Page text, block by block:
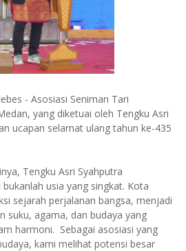
- Asosiasi Seniman Tari
yang diketuai oleh Tengku Asri
ucapan selamat ulang tahun ke-435
Tengku Asri Syahputra
usia yang singkat. Kota
sejarah perjalanan bangsa, menjadi
suku, agama, dan budaya yang
harmoni. Sebagai asosiasi yang
kami melihat potensi besar